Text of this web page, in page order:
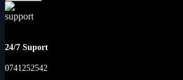
24/7 Suport
0741252542